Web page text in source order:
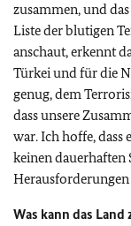
zusammen, und
Liste der blutigen
anschaut, erkennt
Türkei und für die
genug, dem
dass unsere
war. Ich hoffe, dass
keinen dauerhaften
Was kann das